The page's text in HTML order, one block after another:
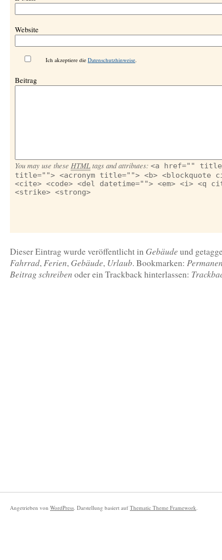
Website
Ich akzeptiere die Datenschutzhinweise.
Beitrag
You may use these HTML tags and attributes: <a href=""
title=""> <acronym title=""> <b> <blockquote
<cite> <code> <del datetime=""> <em> <i> <q
<strike> <strong>
Dieser Eintrag wurde veröffentlicht in Gebäude und
Fahrrad,Ferien, Gebäude, Urlaub. Bookmarken:
Beitrag schreiben oder ein Trackback hinterlassen:
Angetrieben von WordPress. Darstellung basiert auf Thematic Theme Framework.